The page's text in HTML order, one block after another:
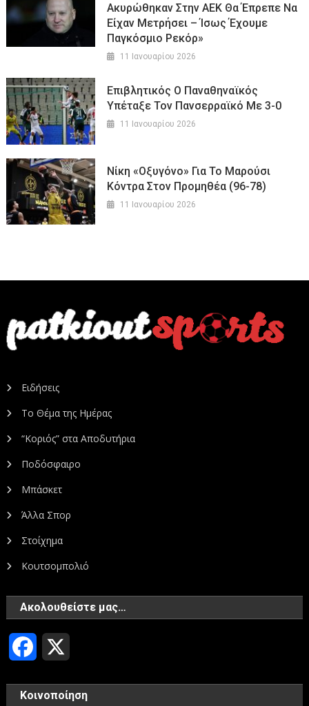
Ακυρώθηκαν Στην ΑΕΚ Θα Έπρεπε Να
Είχαν Μετρήσει – Ίσως Έχουμε
Παγκόσμιο Ρεκόρ»
11 Ιανουαρίου 2026
Επιβλητικός Ο Παναθηναϊκός
Υπέταξε Τον Πανσερραϊκό Με 3-0
11 Ιανουαρίου 2026
Νίκη «οξυγόνο» Για Το Μαρούσι
Κόντρα Στον Προμηθέα (96-78)
11 Ιανουαρίου 2026
Ειδήσεις
Το Θέμα της Ημέρας
“Κοριός” στα Αποδυτήρια
Ποδόσφαιρο
Μπάσκετ
Άλλα Σπορ
Στοίχημα
Κουτσομπολιό
Ακολουθείστε μας…
Facebook
Κοινοποίηση